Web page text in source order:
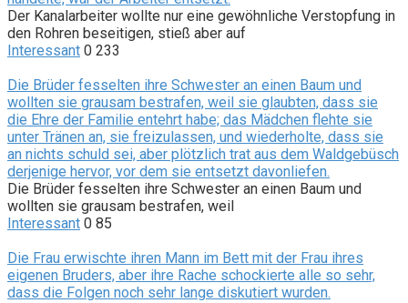
Der Kanalarbeiter wollte nur eine gewöhnliche Verstopfung in
den Rohren beseitigen, stieß aber auf
Interessant 0 233
Die Brüder fesselten ihre Schwester an einen Baum und
wollten sie grausam bestrafen, weil sie glaubten, dass sie
die Ehre der Familie entehrt habe; das Mädchen flehte sie
unter Tränen an, sie freizulassen, und wiederholte, dass sie
an nichts schuld sei, aber plötzlich trat aus dem Waldgebüsch
derjenige hervor, vor dem sie entsetzt davonliefen.
Die Brüder fesselten ihre Schwester an einen Baum und
wollten sie grausam bestrafen, weil
Interessant 0 85
Die Frau erwischte ihren Mann im Bett mit der Frau ihres
eigenen Bruders, aber ihre Rache schockierte alle so sehr,
dass die Folgen noch sehr lange diskutiert wurden.